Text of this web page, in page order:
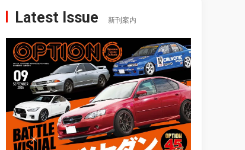
Latest Issue 新刊案内